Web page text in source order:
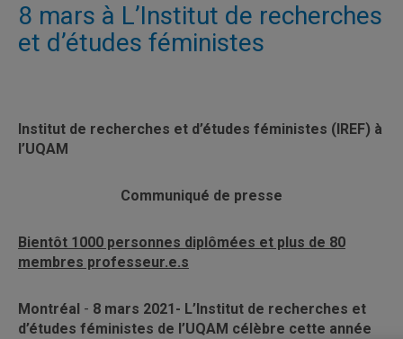
8 mars à L’Institut de recherches
et d’études féministes
Institut de recherches et d’études féministes (IREF) à
l’UQAM
Communiqué de presse
Bientôt 1000 personnes diplômées et plus de 80
membres professeur.e.s
Montréal - 8 mars 2021- L’Institut de recherches et
d’études féministes de l’UQAM célèbre cette année